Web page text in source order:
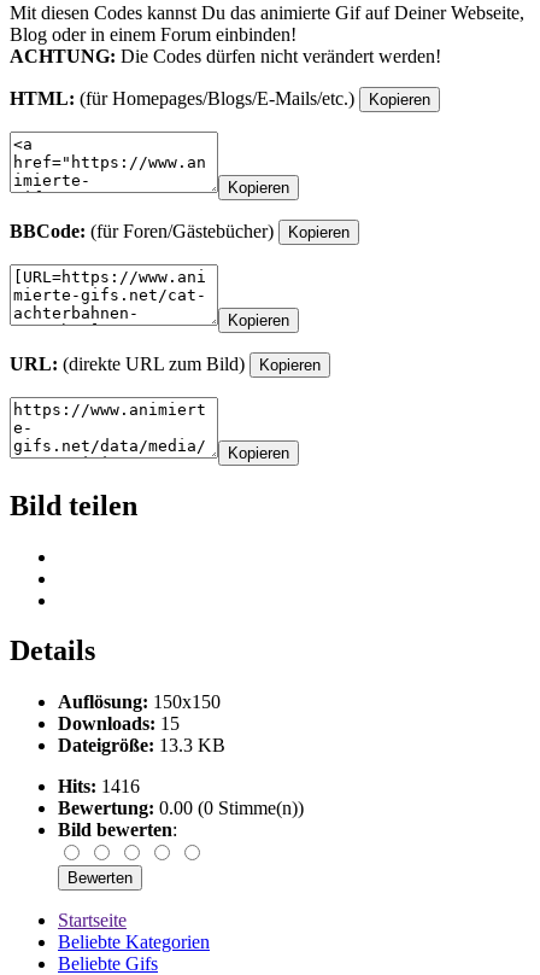
Mit diesen Codes kannst Du das animierte Gif auf Deiner Webseite,
Blog oder in einem Forum einbinden!
ACHTUNG: Die Codes dürfen nicht verändert werden!
HTML: (für Homepages/Blogs/E-Mails/etc.) Kopieren
Kopieren
BBCode: (für Foren/Gästebücher) Kopieren
Kopieren
URL: (direkte URL zum Bild) Kopieren
Kopieren
Bild teilen
Details
Auflösung: 150x150
Downloads: 15
Dateigröße: 13.3 KB
Hits: 1416
Bewertung: 0.00 (0 Stimme(n))
Bild bewerten:
Startseite
Beliebte Kategorien
Beliebte Gifs